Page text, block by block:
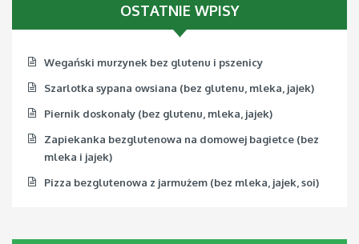
OSTATNIE WPISY
Wegański murzynek bez glutenu i pszenicy
Szarlotka sypana owsiana (bez glutenu, mleka, jajek)
Piernik doskonały (bez glutenu, mleka, jajek)
Zapiekanka bezglutenowa na domowej bagietce (bez
mleka i jajek)
Pizza bezglutenowa z jarmużem (bez mleka, jajek, soi)